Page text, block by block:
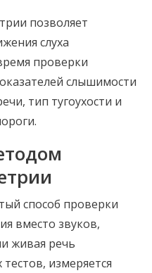
позволяет
слуха
проверки
слышимости
тип тугоухости и
способ проверки
вместо звуков,
живая речь
измеряется